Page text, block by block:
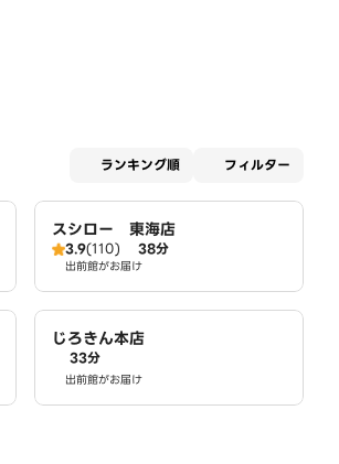
ランキング順 フィルター
スシロー 東海店
3.9(110) 38分
出前館がお届け
じろきん本店
33分
出前館がお届け